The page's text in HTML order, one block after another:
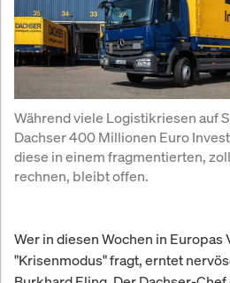
Während viele Logistikriesen auf
Dachser 400 Millionen Euro
diese in einem fragmentierten,
rechnen, bleibt offen.
Wer in diesen Wochen in Europas
"Krisenmodus" fragt, erntet